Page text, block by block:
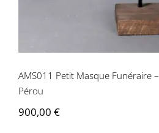
AMS011 Petit Masque Funéraire
Pérou
900,00 €